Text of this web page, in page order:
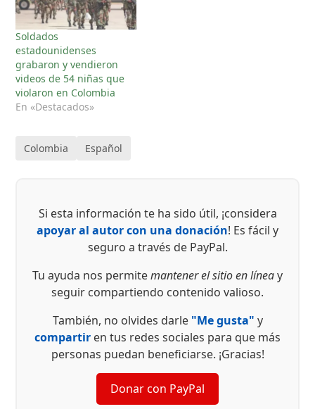
Soldados
estadounidenses
grabaron y vendieron
videos de 54 niñas que
violaron en Colombia
En «Destacados»
Colombia Español
Si esta información te ha sido útil, ¡considera
apoyar al autor con una donación! Es fácil y
seguro a través de PayPal.
Tu ayuda nos permitemantener el sitio en líneay
seguir compartiendo contenido valioso.
También, no olvides darle "Me gusta" y
compartir en tus redes sociales para que más
personas puedan beneficiarse. ¡Gracias!
Donar con PayPal